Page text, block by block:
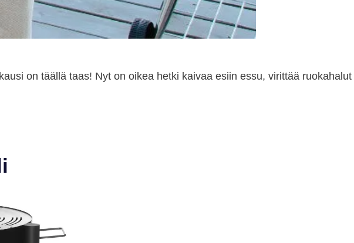
on täällä taas! Nyt on oikea hetki kaivaa esiin essu, virittää ruokahalut